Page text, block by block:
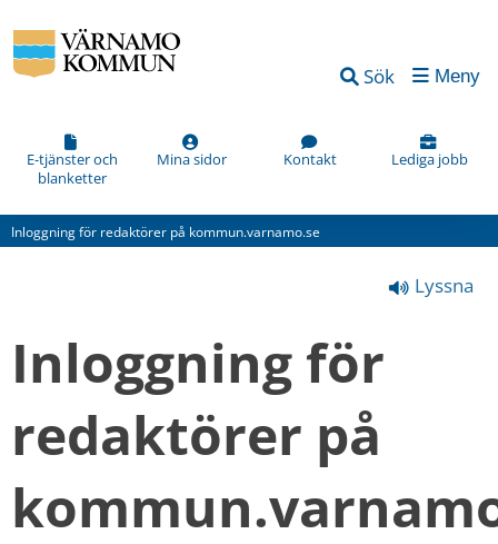
Sök Meny
E-tjänster och
blanketter
Mina sidor Kontakt Lediga jobb
Inloggning för redaktörer på kommun.varnamo.se
Lyssna
Inloggning för
redaktörer på
Vad
kan
förbättra
den
här
(obligatorisk)
kan